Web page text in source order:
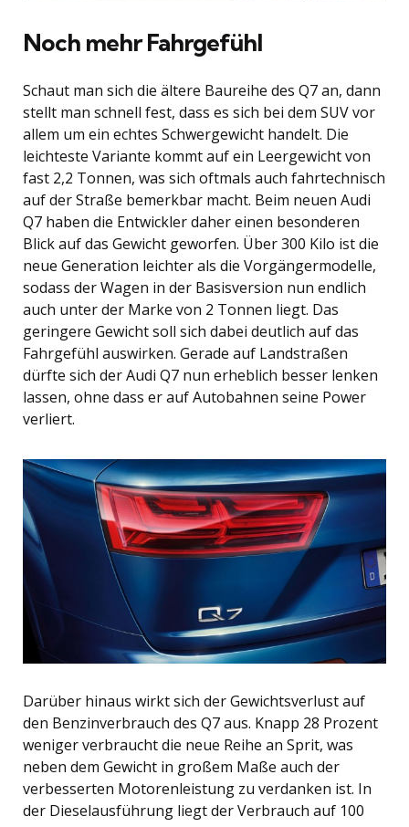
Noch mehr Fahrgefühl
Schaut man sich die ältere Baureihe des Q7 an, dann
stellt man schnell fest, dass es sich bei dem SUV vor
allem um ein echtes Schwergewicht handelt. Die
leichteste Variante kommt auf ein Leergewicht von
fast 2,2 Tonnen, was sich oftmals auch fahrtechnisch
auf der Straße bemerkbar macht. Beim neuen Audi
Q7 haben die Entwickler daher einen besonderen
Blick auf das Gewicht geworfen. Über 300 Kilo ist die
neue Generation leichter als die Vorgängermodelle,
sodass der Wagen in der Basisversion nun endlich
auch unter der Marke von 2 Tonnen liegt. Das
geringere Gewicht soll sich dabei deutlich auf das
Fahrgefühl auswirken. Gerade auf Landstraßen
dürfte sich der Audi Q7 nun erheblich besser lenken
lassen, ohne dass er auf Autobahnen seine Power
verliert.
Darüber hinaus wirkt sich der Gewichtsverlust auf
den Benzinverbrauch des Q7 aus. Knapp 28 Prozent
weniger verbraucht die neue Reihe an Sprit, was
neben dem Gewicht in großem Maße auch der
verbesserten Motorenleistung zu verdanken ist. In
der Dieselausführung liegt der Verbrauch auf 100